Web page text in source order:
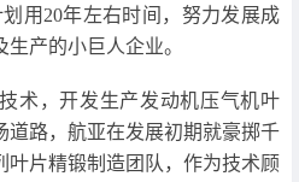
用20年左右时间，努力发展成
产的小巨人企业。
，开发生产发动机压气机叶
道路，航亚在发展初期就豪掷千
叶片精锻制造团队，作为技术顾